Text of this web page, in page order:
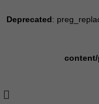
Deprecated: